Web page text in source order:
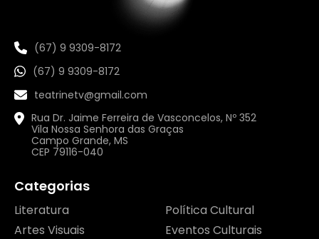
(67) 9 9309-8172
(67) 9 9309-8172
teatrinetv@gmail.com
Rua Dr. Jaime Ferreira de Vasconcelos, Nº 352
Vila Nossa Senhora das Graças
Campo Grande, MS
CEP 79116-040
Categorias
Literatura
Artes Visuais
Política Cultural
Eventos Culturais